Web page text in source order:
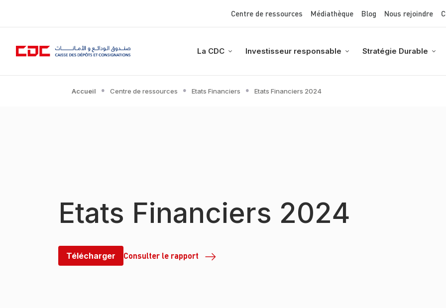
au
Top Menu
Centre de ressources Médiathèque Blog Nous rejoindre
La CDC Investisseur responsable Stratégie Durable
Accueil Centre de ressources Etats Financiers Etats Financiers 2024
Etats Financiers 2024
Télécharger Consulter le rapport